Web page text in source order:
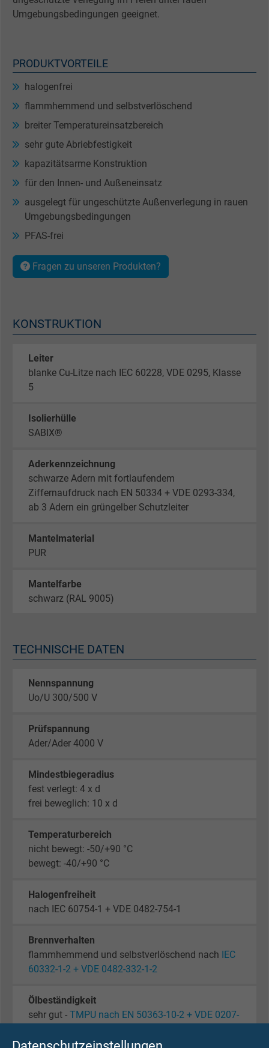
Umgebungsbedingungen geeignet.
PRODUKTVORTEILE
halogenfrei
flammhemmend und selbstverlöschend
breiter Temperatureinsatzbereich
sehr gute Abriebfestigkeit
kapazitätsarme Konstruktion
für den Innen- und Außeneinsatz
ausgelegt für ungeschützte Außenverlegung in rauen
Umgebungsbedingungen
PFAS-frei
Fragen zu unseren Produkten?
KONSTRUKTION
Leiter
blanke Cu-Litze nach IEC 60228, VDE 0295, Klasse
5
Isolierhülle
SABIX®
Aderkennzeichnung
schwarze Adern mit fortlaufendem
Ziffernaufdruck nach EN 50334 + VDE 0293-334,
ab 3 Adern ein grüngelber Schutzleiter
Mantelmaterial
PUR
Mantelfarbe
schwarz (RAL 9005)
TECHNISCHE DATEN
Nennspannung
Uo/U 300/500 V
Prüfspannung
Ader/Ader 4000 V
Mindestbiegeradius
fest verlegt: 4 x d
frei beweglich: 10 x d
Temperaturbereich
nicht bewegt: -50/+90 °C
bewegt: -40/+90 °C
Halogenfreiheit
nach IEC 60754-1 + VDE 0482-754-1
Brennverhalten
flammhemmend und selbstverlöschend nach
IEC
60332-1-2 + VDE 0482-332-1-2
Ölbeständigkeit
sehr gut - TMPU nach EN 50363-10-2 + VDE 0207-